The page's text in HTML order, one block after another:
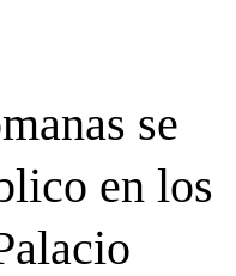
se
en los